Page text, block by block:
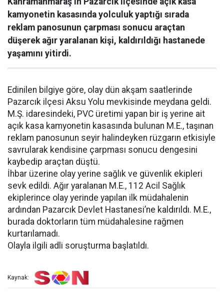
kamyonetin kasasında yolculuk yaptığı sırada
reklam panosunun çarpması sonucu araçtan
düşerek ağır yaralanan kişi, kaldırıldığı hastanede
yaşamını yitirdi.
Edinilen bilgiye göre, olay dün akşam saatlerinde
Pazarcık ilçesi Aksu Yolu mevkisinde meydana geldi.
M.Ş. idaresindeki, PVC üretimi yapan bir iş yerine ait
açık kasa kamyonetin kasasında bulunan M.E., taşınan
reklam panosunun seyir halindeyken rüzgarın etkisiyle
savrularak kendisine çarpması sonucu dengesini
kaybedip araçtan düştü.
İhbar üzerine olay yerine sağlık ve güvenlik ekipleri
sevk edildi. Ağır yaralanan M.E., 112 Acil Sağlık
ekiplerince olay yerinde yapılan ilk müdahalenin
ardından Pazarcık Devlet Hastanesi’ne kaldırıldı. M.E.,
burada doktorların tüm müdahalesine rağmen
kurtarılamadı.
Olayla ilgili adli soruşturma başlatıldı.
Kaynak: